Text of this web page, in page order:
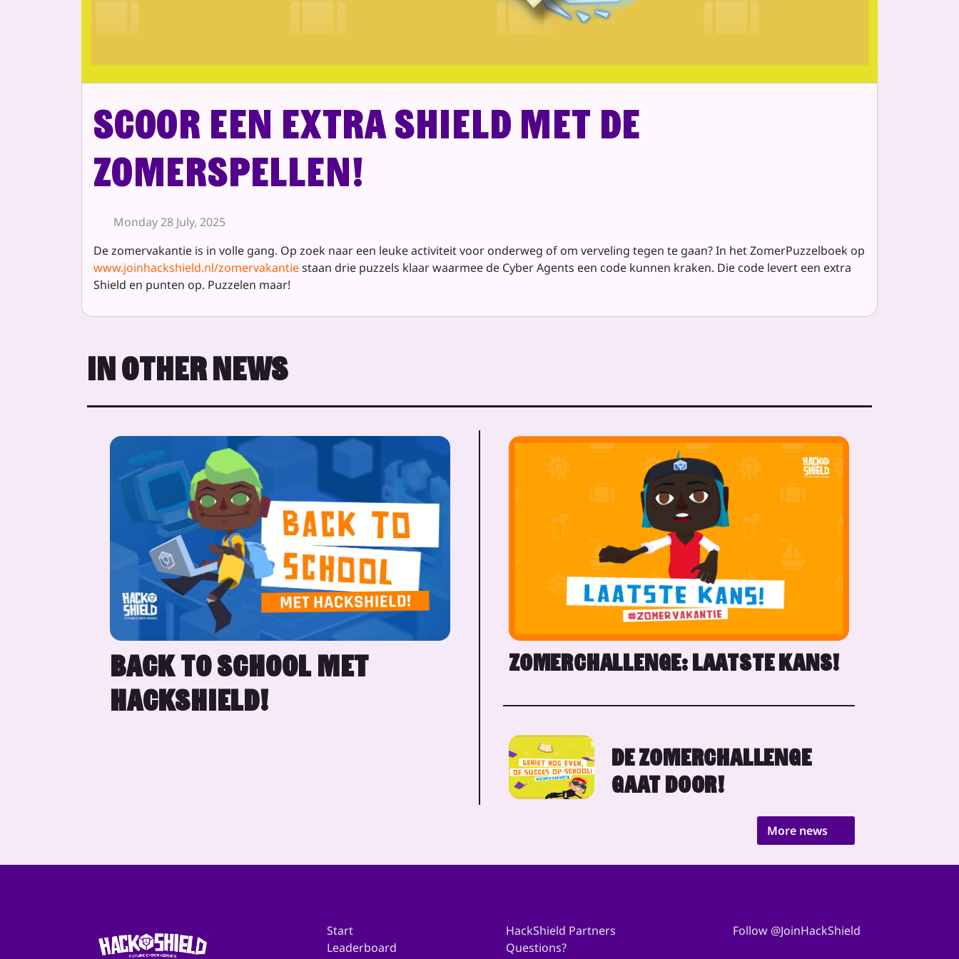
Scoor een extra Shield met de
Zomerspellen!
Monday 28 July, 2025
De zomervakantie is in volle gang. Op zoek naar een leuke activiteit voor onderweg of om verveling tegen te gaan? In het ZomerPuzzelboek op
www.joinhackshield.nl/zomervakantiestaan drie puzzels klaar waarmee de Cyber Agents een code kunnen kraken. Die code levert een extra
Shield en punten op. Puzzelen maar!
IN OTHER NEWS
BACK TO SCHOOL MET
HACKSHIELD!
ZOMERCHALLENGE: LAATSTE KANS!
DE ZOMERCHALLENGE
GAAT DOOR!
More news
Start
Leaderboard
HackShield Partners
Questions?
Follow @JoinHackShield